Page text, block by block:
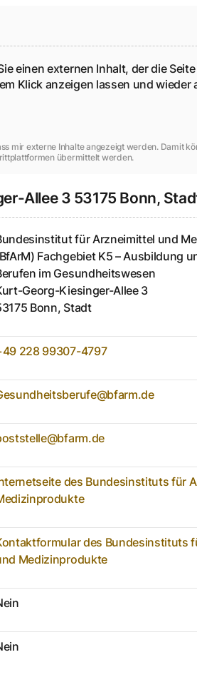
einen externen Inhalt, der die
Klick anzeigen lassen und wieder
mir externe Inhalte angezeigt werden. Damit
übermittelt werden.
Allee 3 53175 Bonn,
für Arzneimittel und
Fachgebiet K5 – Ausbildung
im Gesundheitswesen
Georg-Kiesinger-Allee 3
Bonn, Stadt
228 99307-4797
des Bundesinstituts für
des Bundesinstituts
Medizinprodukte